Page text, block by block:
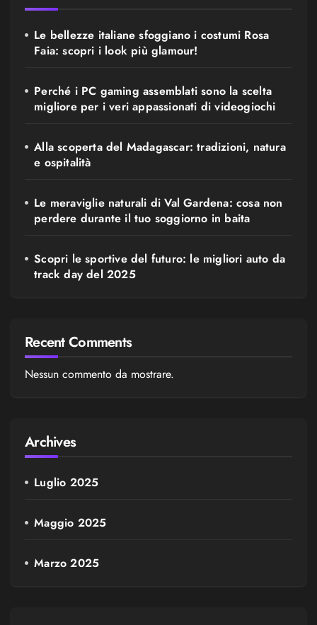
Le bellezze italiane sfoggiano i costumi Rosa
Faia: scopri i look più glamour!
Perché i PC gaming assemblati sono la scelta
migliore per i veri appassionati di videogiochi
Alla scoperta del Madagascar: tradizioni, natura
e ospitalità
Le meraviglie naturali di Val Gardena: cosa non
perdere durante il tuo soggiorno in baita
Scopri le sportive del futuro: le migliori auto da
track day del 2025
Recent Comments
Nessun commento da mostrare.
Archives
Luglio 2025
Maggio 2025
Marzo 2025